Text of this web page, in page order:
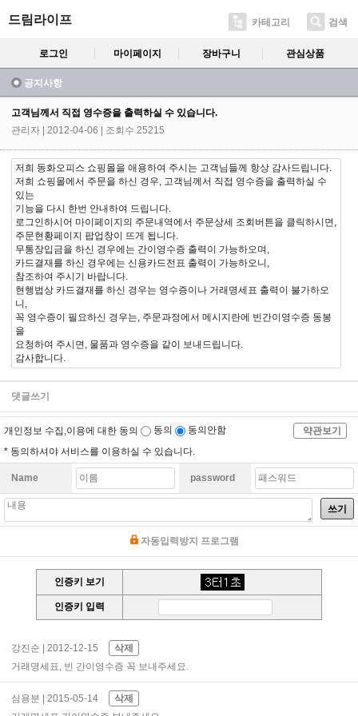
드림라이프 카테고리 검색
로그인 마이페이지 장바구니 관심상품
공지사항
고객님께서 직접 영수증을 출력하실 수 있습니다.
관리자 | 2012-04-06 | 조회수 25215
저희 동화오피스 쇼핑몰을 애용하여 주시는 고객님들께 항상 감사드립니다.
저희 쇼핑몰에서 주문을 하신 경우, 고객님께서 직접 영수증을 출력하실 수
있는
기능을 다시 한번 안내하여 드립니다.
로그인하시어 마이페이지의 주문내역에서 주문상세 조회버튼을 클릭하시면,
주문현황페이지 팝업창이 뜨게 됩니다.
무통장입금을 하신 경우에는 간이영수증 출력이 가능하오며,
카드결재를 하신 경우에는 신용카드전표 출력이 가능하오니,
참조하여 주시기 바랍니다.
현행법상 카드결재를 하신 경우는 영수증이나 거래명세표 출력이 불가하오
니,
꼭 영수증이 필요하신 경우는, 주문과정에서 메시지란에 빈간이영수증 동봉
을
요청하여 주시면, 물품과 영수증을 같이 보내드립니다.
감사합니다.
댓글쓰기
개인정보 수집,이용에 대한 동의 동의 동의안함
약관보기
* 동의하셔야 서비스를 이용하실 수 있습니다.
Name password
쓰기
자동입력방지 프로그램
인증키 보기
인증키 입력
강진순 | 2012-12-15
삭제
거래명세표, 빈 간이영수증 꼭 보내주세요.
심용분 | 2015-05-14
삭제